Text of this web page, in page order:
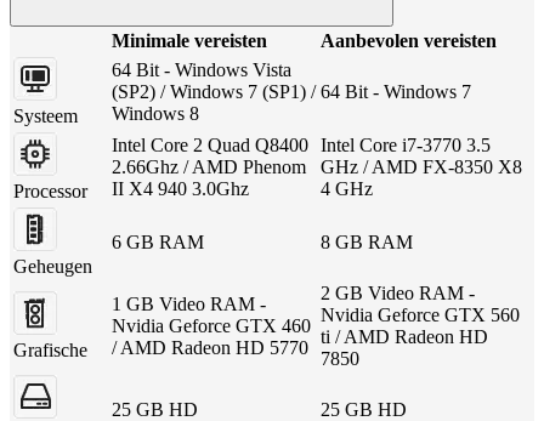
Minimale vereisten Aanbevolen vereisten
Systeem
64 Bit - Windows Vista
(SP2) / Windows 7 (SP1) /
Windows 8
64 Bit - Windows 7
Processor
Intel Core 2 Quad Q8400
2.66Ghz / AMD Phenom
II X4 940 3.0Ghz
Intel Core i7-3770 3.5
GHz / AMD FX-8350 X8
4 GHz
Geheugen
6 GB RAM 8 GB RAM
Grafische
1 GB Video RAM -
Nvidia Geforce GTX 460
/ AMD Radeon HD 5770
2 GB Video RAM -
Nvidia Geforce GTX 560
ti / AMD Radeon HD
7850
25 GB HD 25 GB HD